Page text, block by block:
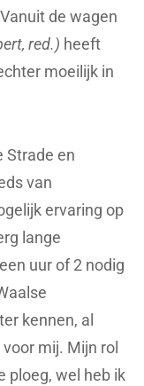
de wagen
red.) heeft
moeilijk in
Strade en
van
ervaring op
lange
uur of 2 nodig
kennen, al
mij. Mijn rol
ploeg, wel heb ik